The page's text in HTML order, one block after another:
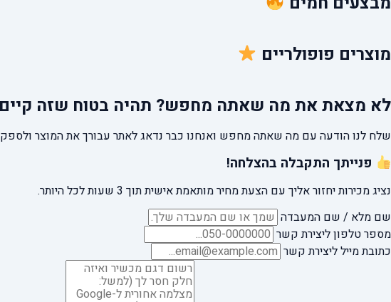
מוצרים פופולריים
לא מצאת את מה שאתה מחפש? תהיה בטוח שזה
שלח לנו הודעה עם מה שאתה מחפש ואנחנו כבר נדאג לאתר עבורך את המוצר
פנייתך התקבלה בהצלחה!
נציג מכירות יחזור אליך עם הצעת מחיר מותאמת אישית תוך 3 שעות לכל היותר.
שם מלא / שם המעבדה
מספר טלפון ליצירת קשר
כתובת מייל ליצירת קשר